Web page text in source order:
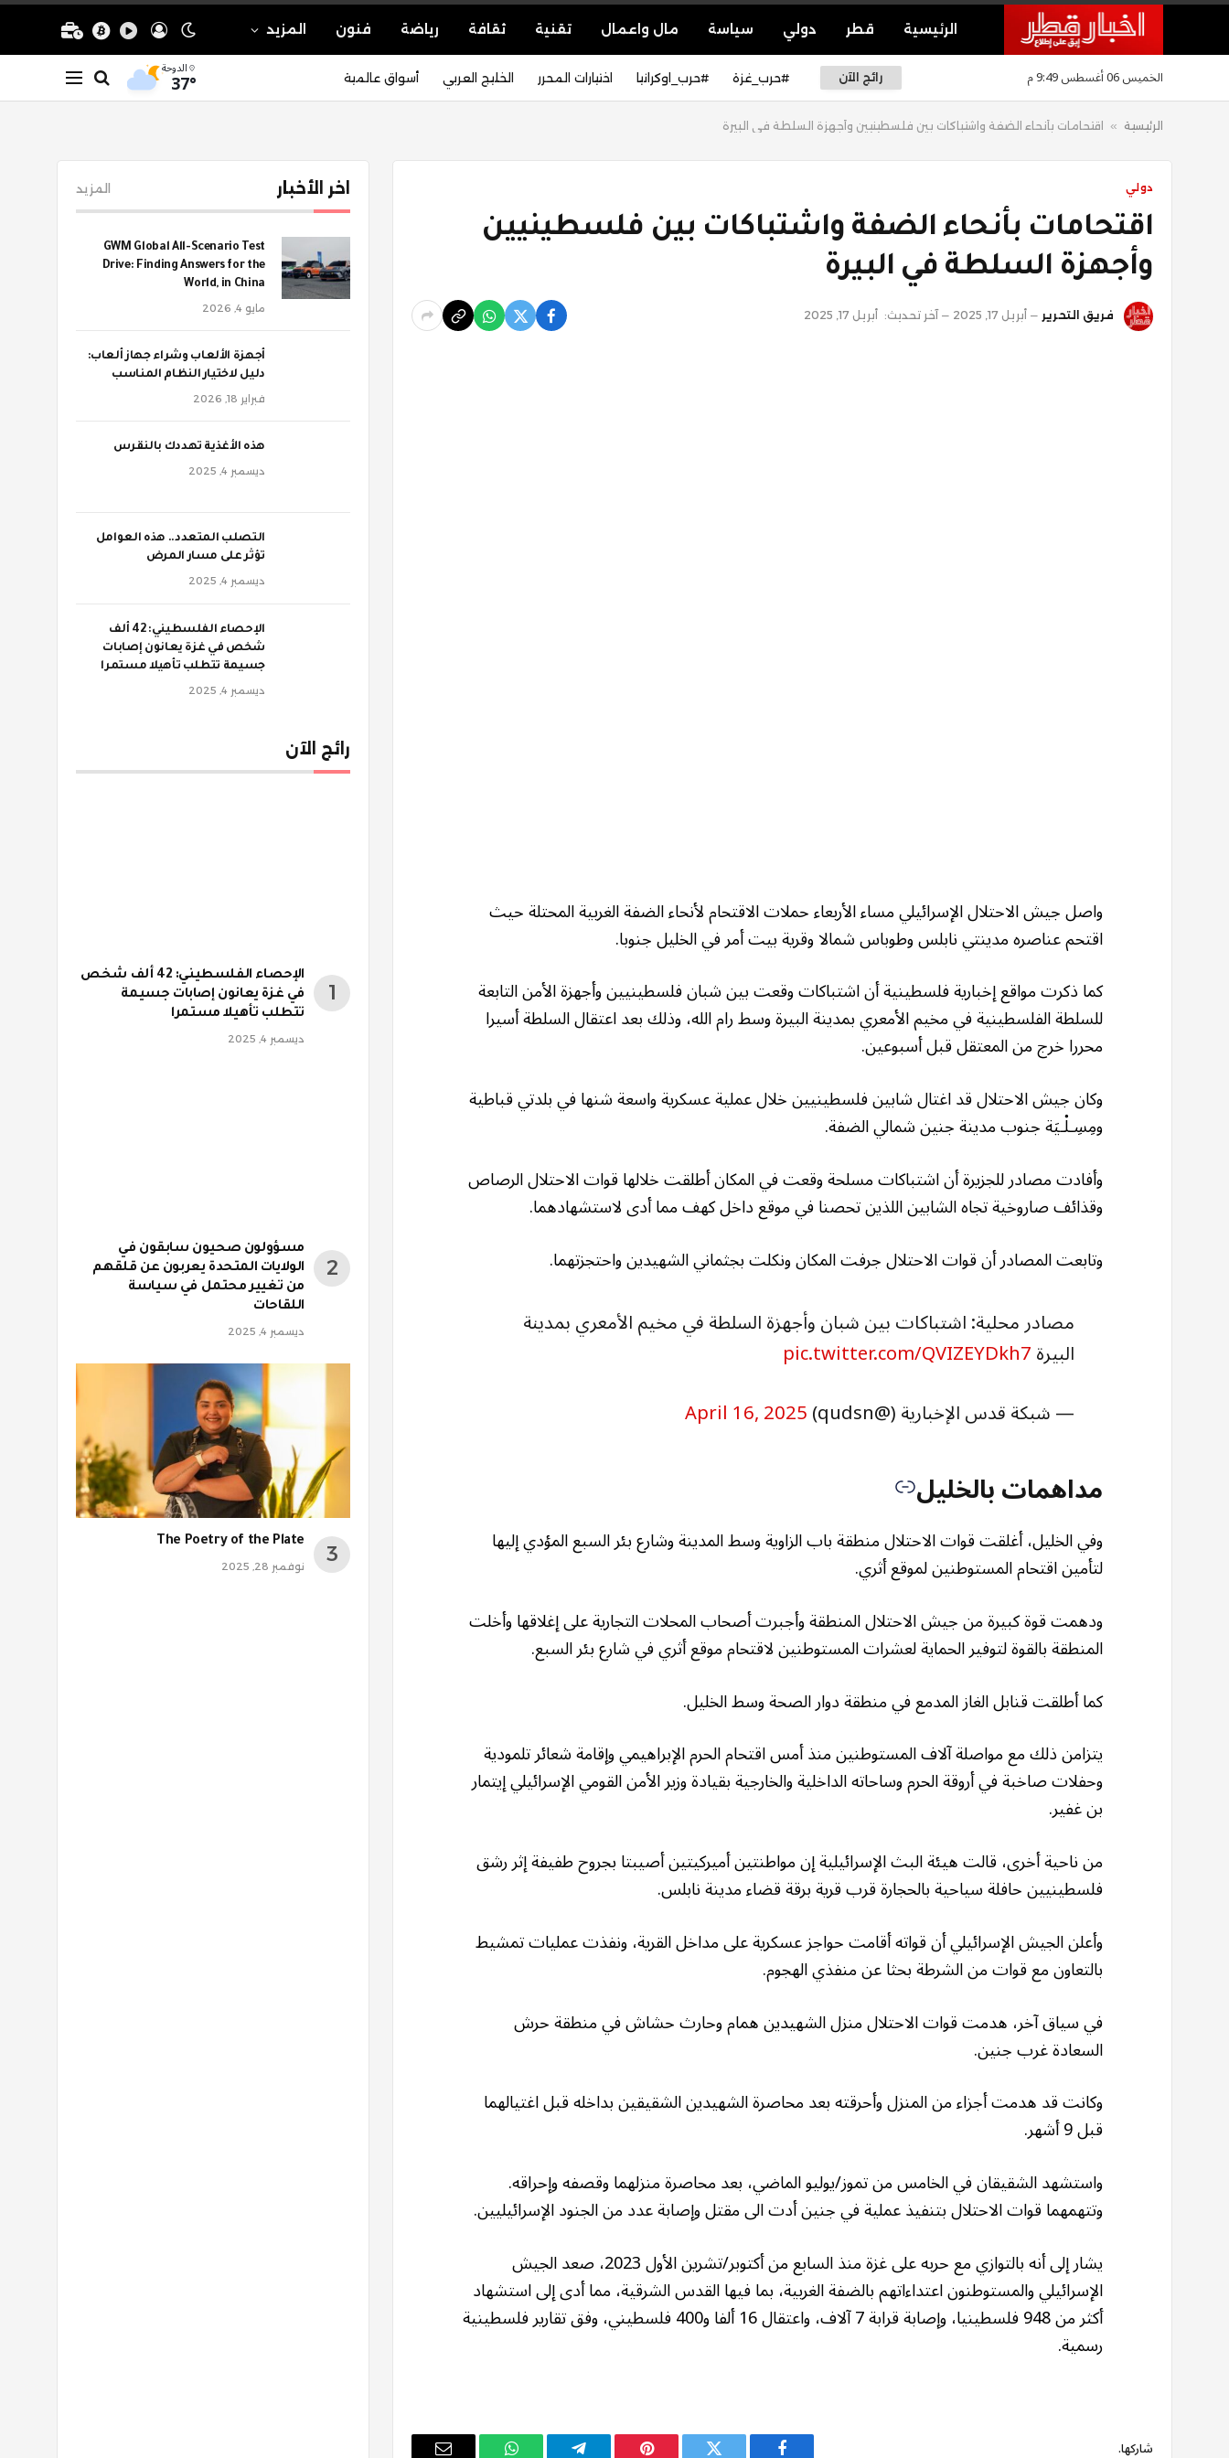
الرئيسية قطر دولي سياسة مال واعمال تقنية ثقافة رياضة فنون المزيد
الخميس 06 أغسطس 9:49 م رائج الآن #حرب_غزة #حرب_اوكرانيا اختيارات المحرر الخليج العربي أسواق عالمية الدوحة
37°
الرئيسية » اقتحامات بأنحاء الضفة واشتباكات بين فلسطينيين وأجهزة السلطة في البيرة
دولي
اقتحامات بأنحاء الضفة واشتباكات بين فلسطينيين
وأجهزة السلطة في البيرة
فريق التحرير أبريل 17, 2025 آخر تحديث: أبريل 17, 2025
واصل جيش الاحتلال الإسرائيلي مساء الأربعاء حملات الاقتحام لأنحاء الضفة الغربية المحتلة حيث
اقتحم عناصره مدينتي نابلس وطوباس شمالا وقرية بيت أمر في الخليل جنوبا.
كما ذكرت مواقع إخبارية فلسطينية أن اشتباكات وقعت بين شبان فلسطينيين وأجهزة الأمن التابعة
للسلطة الفلسطينية في مخيم الأمعري بمدينة البيرة وسط رام الله، وذلك بعد اعتقال السلطة أسيرا
محررا خرج من المعتقل قبل أسبوعين.
وكان جيش الاحتلال قد اغتال شابين فلسطينيين خلال عملية عسكرية واسعة شنها في بلدتي قباطية
ومِسِـلْـيَة جنوب مدينة جنين شمالي الضفة.
وأفادت مصادر للجزيرة أن اشتباكات مسلحة وقعت في المكان أطلقت خلالها قوات الاحتلال الرصاص
وقذائف صاروخية تجاه الشابين اللذين تحصنا في موقع داخل كهف مما أدى لاستشهادهما.
وتابعت المصادر أن قوات الاحتلال جرفت المكان ونكلت بجثماني الشهيدين واحتجزتهما.
مصادر محلية: اشتباكات بين شبان وأجهزة السلطة في مخيم الأمعري بمدينة
البيرةpic.twitter.com/QVIZEYDkh7
— شبكة قدس الإخبارية (@qudsn)
April 16, 2025
مداهمات بالخليل
وفي الخليل، أغلقت قوات الاحتلال منطقة باب الزاوية وسط المدينة وشارع بئر السبع المؤدي إليها
لتأمين اقتحام المستوطنين لموقع أثري.
ودهمت قوة كبيرة من جيش الاحتلال المنطقة وأجبرت أصحاب المحلات التجارية على إغلاقها وأخلت
المنطقة بالقوة لتوفير الحماية لعشرات المستوطنين لاقتحام موقع أثري في شارع بئر السبع.
كما أطلقت قنابل الغاز المدمع في منطقة دوار الصحة وسط الخليل.
يتزامن ذلك مع مواصلة آلاف المستوطنين منذ أمس اقتحام الحرم الإبراهيمي وإقامة شعائر تلمودية
وحفلات صاخبة في أروقة الحرم وساحاته الداخلية والخارجية بقيادة وزير الأمن القومي الإسرائيلي إيتمار
بن غفير.
من ناحية أخرى، قالت هيئة البث الإسرائيلية إن مواطنتين أميركيتين أصيبتا بجروح طفيفة إثر رشق
فلسطينيين حافلة سياحية بالحجارة قرب قرية برقة قضاء مدينة نابلس.
وأعلن الجيش الإسرائيلي أن قواته أقامت حواجز عسكرية على مداخل القرية، ونفذت عمليات تمشيط
بالتعاون مع قوات من الشرطة بحثا عن منفذي الهجوم.
في سياق آخر، هدمت قوات الاحتلال منزل الشهيدين همام وحارث حشاش في منطقة حرش
السعادة غرب جنين.
وكانت قد هدمت أجزاء من المنزل وأحرقته بعد محاصرة الشهيدين الشقيقين بداخله قبل اغتيالهما
قبل 9 أشهر.
واستشهد الشقيقان في الخامس من تموز/يوليو الماضي، بعد محاصرة منزلهما وقصفه وإحراقه.
وتتهمهما قوات الاحتلال بتنفيذ عملية في جنين أدت الى مقتل وإصابة عدد من الجنود الإسرائيليين.
يشار إلى أنه بالتوازي مع حربه على غزة منذ السابع من أكتوبر/تشرين الأول 2023، صعد الجيش
الإسرائيلي والمستوطنون اعتداءاتهم بالضفة الغربية، بما فيها القدس الشرقية، مما أدى إلى استشهاد
أكثر من 948 فلسطينيا، وإصابة قرابة 7 آلاف، واعتقال 16 ألفا و400 فلسطيني، وفق تقارير فلسطينية
رسمية.
شاركها.
اخر الأخبار المزيد
GWM Global All-Scenario Test
Drive: Finding Answers for the
World, in China
مايو 4, 2026
أجهزة الألعاب وشراء جهاز ألعاب:
دليل لاختيار النظام المناسب
فبراير 18, 2026
‫هذه الأغذية تهددك بالنقرس
ديسمبر 4, 2025
‫التصلب المتعدد.. هذه العوامل
تؤثر على مسار المرض
ديسمبر 4, 2025
الإحصاء الفلسطيني: 42 ألف
شخص في غزة يعانون إصابات
جسيمة تتطلب تأهيلا مستمرا
ديسمبر 4, 2025
رائج الآن
الإحصاء الفلسطيني: 42 ألف شخص
في غزة يعانون إصابات جسيمة
تتطلب تأهيلا مستمرا
ديسمبر 4, 2025
مسؤولون صحيون سابقون في
الولايات المتحدة يعربون عن قلقهم
من تغيير محتمل في سياسة
اللقاحات
ديسمبر 4, 2025
The Poetry of the Plate
نوفمبر 28, 2025